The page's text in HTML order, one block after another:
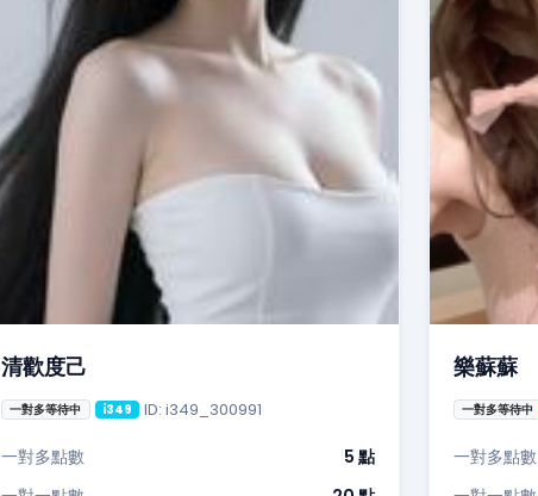
清歡度己
一對多等待中 i349 ID: i349_300991
一對多點數
5 點
樂蘇蘇
一對多等待中
一對多點數